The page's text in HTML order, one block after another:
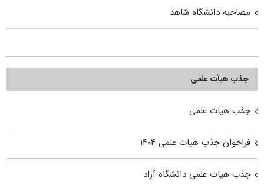
مصاحبه دانشگاه شاهد
جذب هیأت علمی
جذب هیات علمی
فراخوان جذب هیات علمی ۱۴۰۴
جذب هیات علمی دانشگاه آزاد